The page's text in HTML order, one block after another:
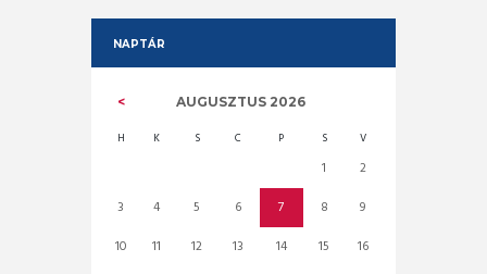
NAPTÁR
AUGUSZTUS 2026
H K S C P S V
1
2
3
4 5 6 7 8
9
10
11 12 13 14 15
16